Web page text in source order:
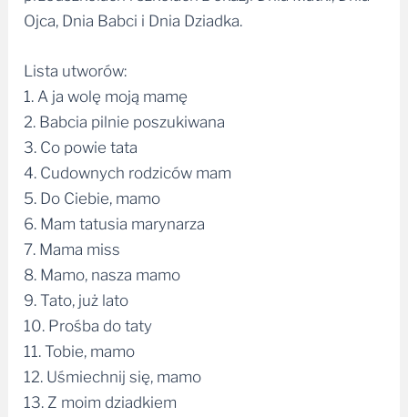
Ojca, Dnia Babci i Dnia Dziadka.
Lista utworów:
1. A ja wolę moją mamę
2. Babcia pilnie poszukiwana
3. Co powie tata
4. Cudownych rodziców mam
5. Do Ciebie, mamo
6. Mam tatusia marynarza
7. Mama miss
8. Mamo, nasza mamo
9. Tato, już lato
10. Prośba do taty
11. Tobie, mamo
12. Uśmiechnij się, mamo
13. Z moim dziadkiem